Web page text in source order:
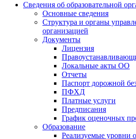
Сведения об образовательной
Основные сведения
Cтруктура и органы
организацией
Документы
Лицензия
Локальные акты ОО
Отчеты
Паспорт дорожной
ПФХД
Платные услуги
Предписания
График оценочных
Образование
Реализуемые уровни